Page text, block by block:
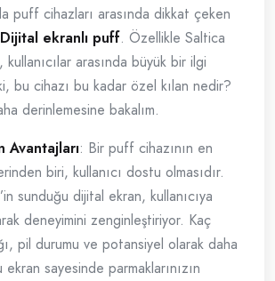
puff cihazları arasında dikkat çeken
Dijital ekranlı puff. Özellikle Saltica
arasında büyük bir ilgi
bu cihazı bu kadar özel kılan nedir?
derinlemesine bakalım.
Avantajları: Bir puff cihazının en
biri, kullanıcı dostu olmasıdır.
sunduğu dijital ekran, kullanıcıya
deneyimini zenginleştiriyor. Kaç
pil durumu ve potansiyel olarak daha
sayesinde parmaklarınızın